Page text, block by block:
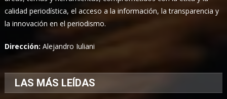
calidad periodística, el acceso a la información, la transparencia y
la innovación en el periodismo.
Dirección:Alejandro Iuliani
LAS MÁS LEÍDAS